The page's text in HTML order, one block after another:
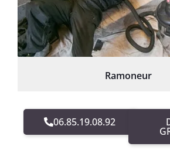
Ramoneur
06.85.19.08.92